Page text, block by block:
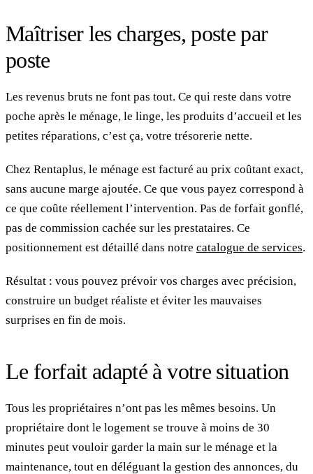
Maîtriser les charges, poste par
poste
Les revenus bruts ne font pas tout. Ce qui reste dans votre
poche après le ménage, le linge, les produits d’accueil et les
petites réparations, c’est ça, votre trésorerie nette.
Chez Rentaplus, le ménage est facturé au prix coûtant exact,
sans aucune marge ajoutée. Ce que vous payez correspond à
ce que coûte réellement l’intervention. Pas de forfait gonflé,
pas de commission cachée sur les prestataires. Ce
positionnement est détaillé dans notre catalogue de services.
Résultat : vous pouvez prévoir vos charges avec précision,
construire un budget réaliste et éviter les mauvaises
surprises en fin de mois.
Le forfait adapté à votre situation
Tous les propriétaires n’ont pas les mêmes besoins. Un
propriétaire dont le logement se trouve à moins de 30
minutes peut vouloir garder la main sur le ménage et la
maintenance, tout en déléguant la gestion des annonces, du